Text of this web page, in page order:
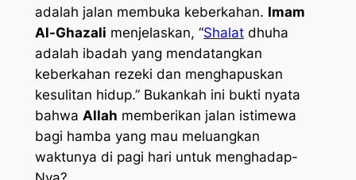
adalah jalan membuka keberkahan. Imam
Al-Ghazali menjelaskan, “Shalatdhuha
adalah ibadah yang mendatangkan
keberkahan rezeki dan menghapuskan
kesulitan hidup.” Bukankah ini bukti nyata
bahwa Allah memberikan jalan istimewa
bagi hamba yang mau meluangkan
waktunya di pagi hari untuk menghadap-